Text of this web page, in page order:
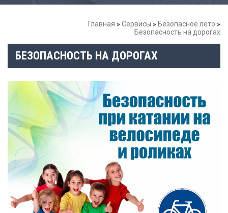
Главная » Сервисы » Безопасное лето »
Безопасность на дорогах
БЕЗОПАСНОСТЬ НА ДОРОГАХ